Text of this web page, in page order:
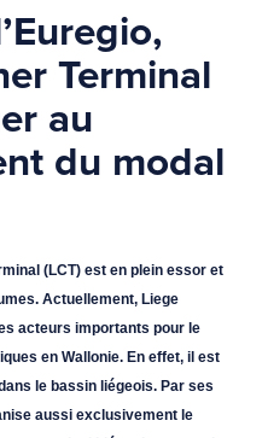
Terminal
au
du modal
(LCT) est en plein essor et
Actuellement, Liege
acteurs importants pour le
en Wallonie. En effet, il est
le bassin liégeois. Par ses
aussi exclusivement le